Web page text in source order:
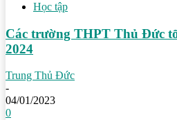
Học tập
Các trường THPT Thủ Đức
2024
Trung Thủ Đức
-
04/01/2023
0